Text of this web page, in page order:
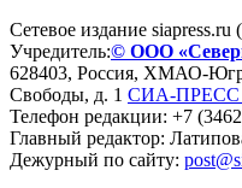
Сетевое издание siapress.ru
Учредитель:© ООО
628403, Россия, ХМАО-
Свободы, д. 1 СИА-
Телефон редакции: +7
Главный редактор:
Дежурный по сайту: